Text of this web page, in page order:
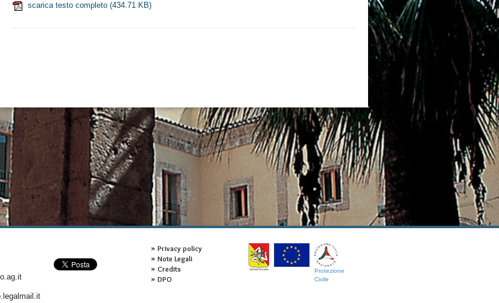
scarica testo completo(434.71 KB)
Privacy policy
Note Legali
Credits
DPO
Protezione
Civile